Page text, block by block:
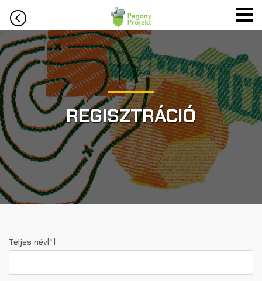
REGISZTRÁCIÓ
Teljes név(*)